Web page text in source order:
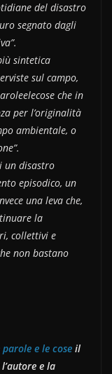
del disastro
segnato dagli
sintetica
sul campo,
che in
per l’originalità
ambientale, o
un disastro
episodico, un
una leva che,
la
collettivi e
non bastano
parole e le cose il
e la